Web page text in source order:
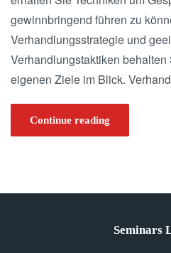
gewinnbringend führen zu
Verhandlungsstrategie und
Verhandlungstaktiken
eigenen Ziele im Blick.
Continue reading
Seminars